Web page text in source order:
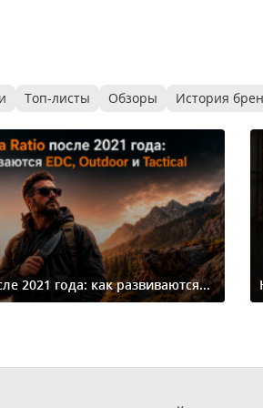
Топ-листы Обзоры История
2021 года: как развиваются...